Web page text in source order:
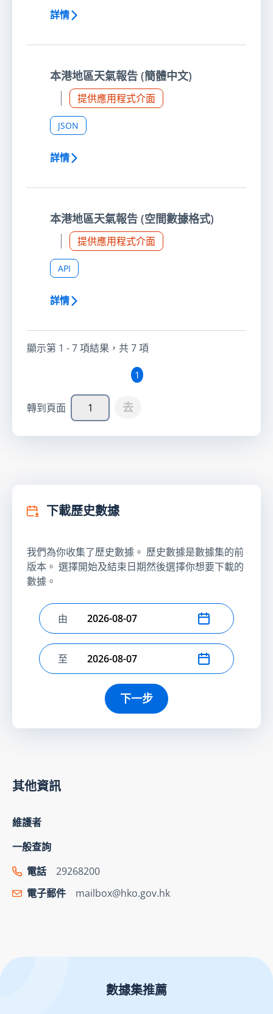
詳情
本港地區天氣報告 (簡體中文)
提供應用程式介面
JSON
詳情
本港地區天氣報告 (空間數據格式)
提供應用程式介面
API
詳情
顯示第 1 - 7項結果，共7項
1
轉到頁面 去
下載歷史數據
我們為你收集了歷史數據。 歷史數據是數據集的前
版本。 選擇開始及結束日期然後選擇你想要下載的
數據。
選擇開始日期
由
選擇結束日期
至
下一步
其他資訊
維護者
一般查詢
電話
29268200
電子郵件
mailbox@hko.gov.hk
數據集推薦